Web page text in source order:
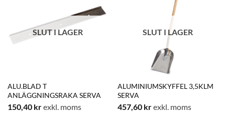
SLUT I LAGER
ALU.BLAD T
ANLÄGGNINGSRAKA SERVA
150,40 krexkl. moms
SLUT I LAGER
ALUMINIUMSKYFFEL 3,5KLM
SERVA
457,60 krexkl. moms